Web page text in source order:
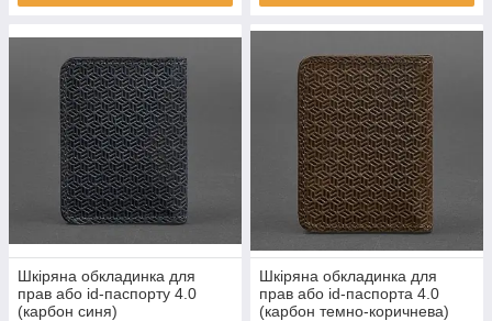
Шкіряна обкладинка для
прав або id-паспорту 4.0
(карбон синя)
Шкіряна обкладинка для
прав або id-паспорта 4.0
(карбон темно-коричнева)